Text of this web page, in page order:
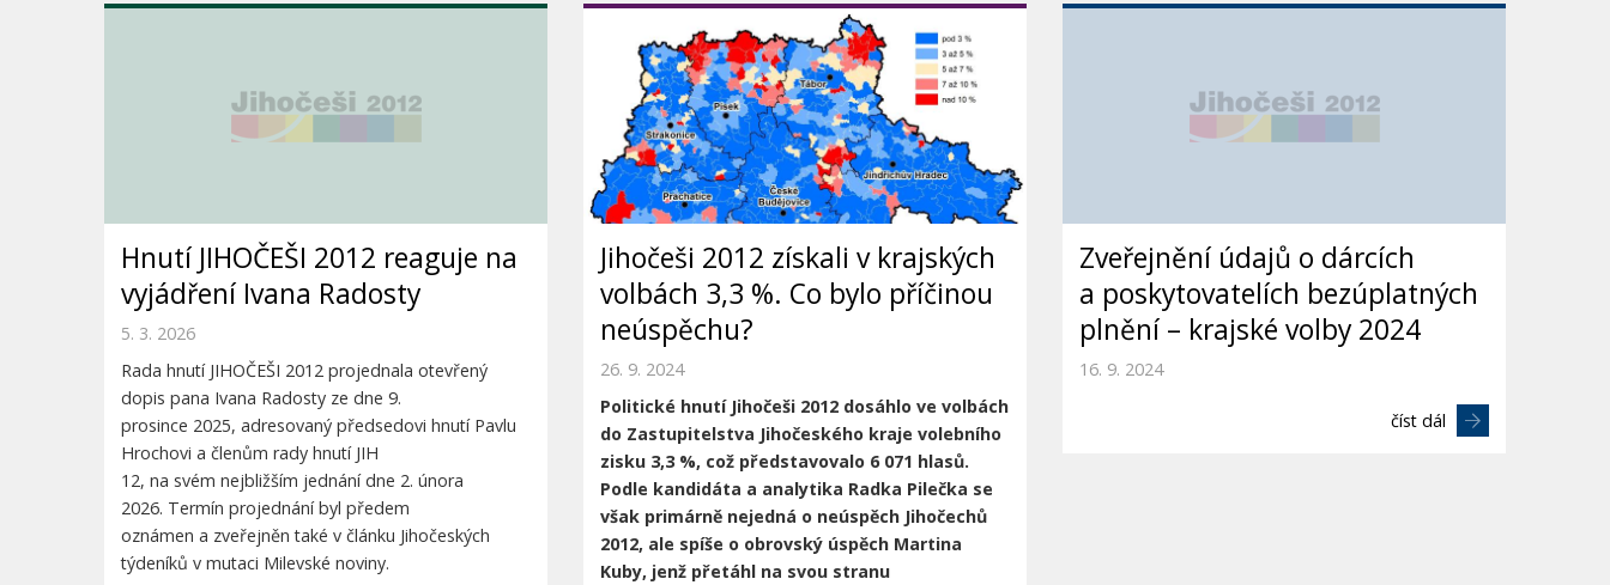
Hnutí JIHOČEŠI 2012 reaguje na
vyjádření Ivana Radosty
5. 3. 2026
Rada hnutí JIHOČEŠI 2012 projednala otevřený
dopis pana Ivana Radosty ze dne 9.
prosince 2025, adresovaný předsedovi hnutí Pavlu
Hrochovi a členům rady hnutí JIH
12, na svém nejbližším jednání dne 2. února
2026. Termín projednání byl předem
oznámen a zveřejněn také v článku Jihočeských
týdeníků v mutaci Milevské noviny.
Jihočeši 2012 získali v krajských
volbách 3,3 %. Co bylo příčinou
neúspěchu?
26. 9. 2024
Politické hnutí Jihočeši 2012 dosáhlo ve volbách
do Zastupitelstva Jihočeského kraje volebního
zisku 3,3 %, což představovalo 6 071 hlasů.
Podle kandidáta a analytika Radka Pilečka se
však primárně nejedná o neúspěch Jihočechů
2012, ale spíše o obrovský úspěch Martina
Kuby, jenž přetáhl na svou stranu
Zveřejnění údajů o dárcích
a poskytovatelích bezúplatných
plnění – krajské volby 2024
16. 9. 2024
číst dál